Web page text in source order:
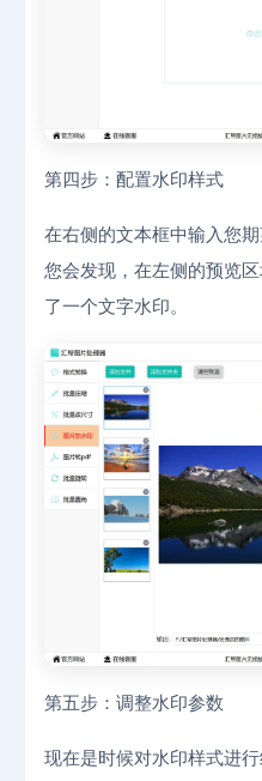
第四步：配置水印样式
在右侧的文本框中输入您
您会发现，在左侧的预览
了一个文字水印。
第五步：调整水印参数
现在是时候对水印样式进